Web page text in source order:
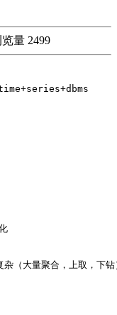
量 2499
（大量聚合，上取，下钻